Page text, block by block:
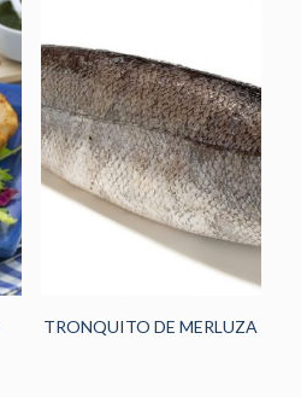
TRONQUITO DE MERLUZA